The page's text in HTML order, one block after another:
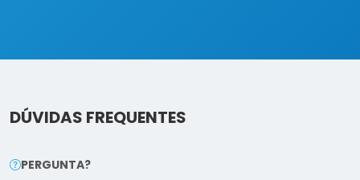
DÚVIDAS FREQUENTES
PERGUNTA?